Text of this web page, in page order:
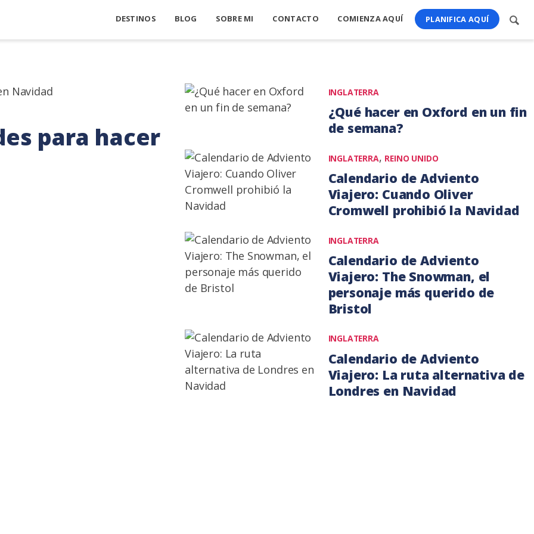
DESTINOS BLOG SOBRE MI CONTACTO COMIENZA AQUÍ PLANIFICA AQUÍ
para hacer
INGLATERRA
¿Qué hacer en Oxford en un fin
de semana?
septiembre,
2020
INGLATERRA, REINO UNIDO
Calendario de Adviento
Viajero: Cuando Oliver
Cromwell prohibió la Navidad
diciembre,
2019
INGLATERRA
Calendario de Adviento
Viajero: The Snowman, el
personaje más querido de
Bristol
diciembre,
2019
INGLATERRA
Calendario de Adviento
Viajero: La ruta alternativa de
Londres en Navidad